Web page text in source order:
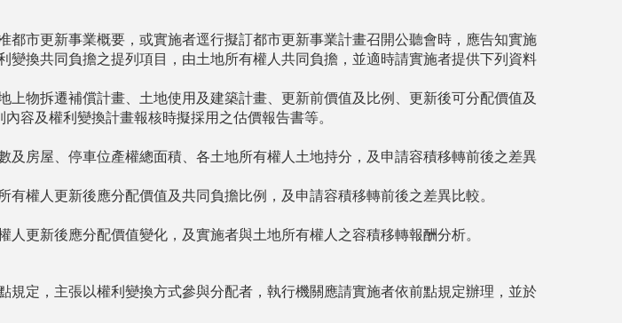
市更新事業概要，或實施者逕行擬訂都市更新事業計畫召開公聽會時，應告知實施
換共同負擔之提列項目，由土地所有權人共同負擔，並適時請實施者提供下列資料
物拆遷補償計畫、土地使用及建築計畫、更新前價值及比例、更新後可分配價值及
容及權利變換計畫報核時擬採用之估價報告書等。
房屋、停車位產權總面積、各土地所有權人土地持分，及申請容積移轉前後之差異
權人更新後應分配價值及共同負擔比例，及申請容積移轉前後之差異比較。
更新後應分配價值變化，及實施者與土地所有權人之容積移轉報酬分析。
定，主張以權利變換方式參與分配者，執行機關應請實施者依前點規定辦理，並於